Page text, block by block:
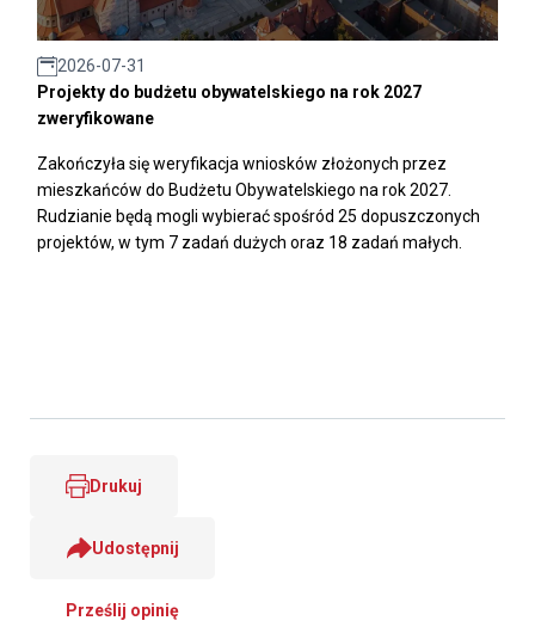
2026-07-31
Projekty do budżetu obywatelskiego na rok 2027
zweryfikowane
Zakończyła się weryfikacja wniosków złożonych przez
mieszkańców do Budżetu Obywatelskiego na rok 2027.
Rudzianie będą mogli wybierać spośród 25 dopuszczonych
projektów, w tym 7 zadań dużych oraz 18 zadań małych.
Drukuj
Udostępnij
Prześlij opinię